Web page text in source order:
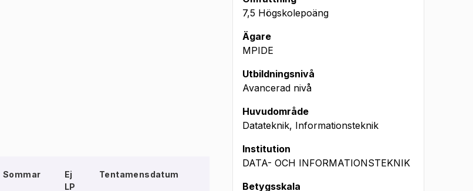
Sommar
Ej
LP
Tentamensdatum
7,5 Högskolepoäng
Ägare
MPIDE
Utbildningsnivå
Avancerad nivå
Huvudområde
Datateknik, Informationsteknik
Institution
DATA- OCH INFORMATIONSTEKNIK
Betygsskala